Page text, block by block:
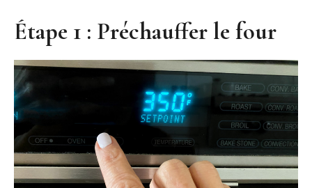
Étape 1 : Préchauffer le four